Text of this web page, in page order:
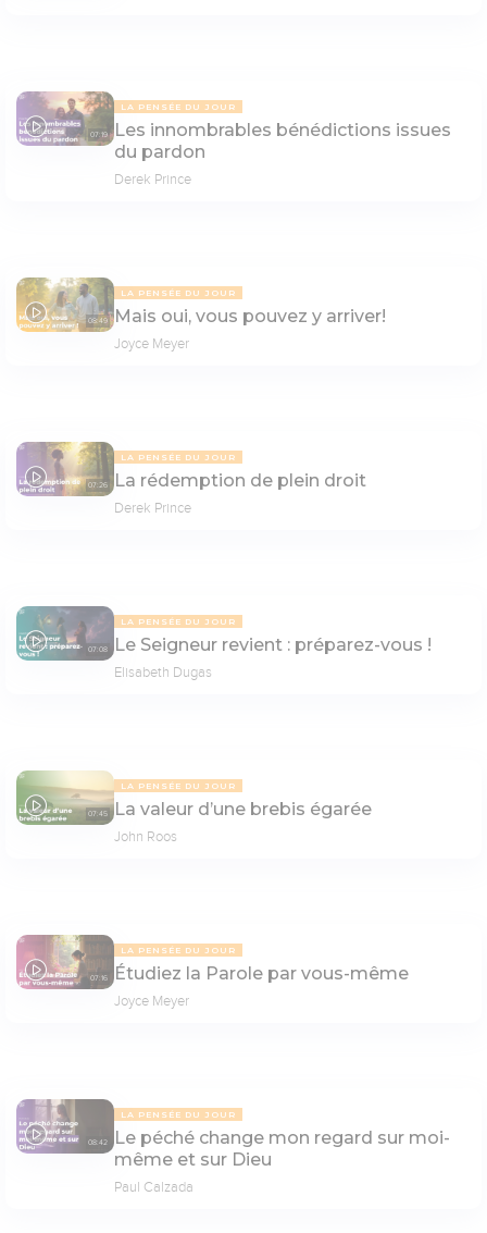
07:19
LA PENSÉE DU JOUR
Les innombrables bénédictions issues
du pardon
Derek Prince
08:49
LA PENSÉE DU JOUR
Mais oui, vous pouvez y arriver!
Joyce Meyer
07:26
LA PENSÉE DU JOUR
La rédemption de plein droit
Derek Prince
07:08
LA PENSÉE DU JOUR
Le Seigneur revient : préparez-vous !
Elisabeth Dugas
07:45
LA PENSÉE DU JOUR
La valeur d’une brebis égarée
John Roos
07:16
LA PENSÉE DU JOUR
Étudiez la Parole par vous-même
Joyce Meyer
08:42
LA PENSÉE DU JOUR
Le péché change mon regard sur moi-
même et sur Dieu
Paul Calzada